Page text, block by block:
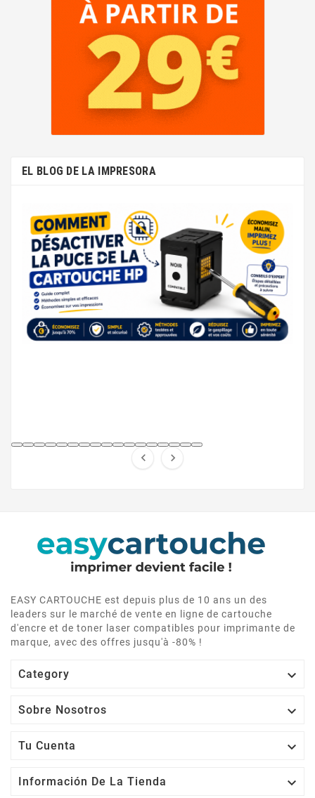
EL BLOG DE LA IMPRESORA
 
EASY CARTOUCHE est depuis plus de 10 ans un des
leaders sur le marché de vente en ligne de cartouche
d'encre et de toner laser compatibles pour imprimante de
marque, avec des offres jusqu'à -80% !
Category 
Sobre Nosotros 
Tu Cuenta 
Información De La Tienda 